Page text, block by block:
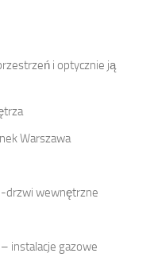
i optycznie ją
Warszawa
drzwi wewnętrzne
instalacje gazowe